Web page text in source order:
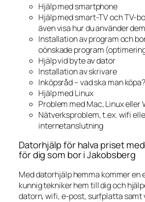
Hjälp med smartphone
Hjälp med smart-TV och TV-
även visa hur du använder dem
Installation av program och
oönskade program
Hjälp vid byte av dator
Installation av skrivare
Inköpsråd – vad ska man köpa?
Hjälp med Linux
Problem med Mac, Linux eller
Nätverksproblem, t.ex. wifi
internetanslutning
Datorhjälp för halva priset
för dig som bor i Jakobsberg
Med datorhjälp hemma kommer en
kunnig tekniker hem till dig och
datorn, wifi, e-post, surfplatta samt